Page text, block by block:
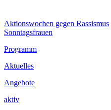
Beitragsnavigation
Vorheriger
Beitrag:
Aktionswochen gegen Rassismus
Nächster
Sonntagsfrauen
Footer
Inhalt
Programm
Aktuelles
Angebote
aktiv